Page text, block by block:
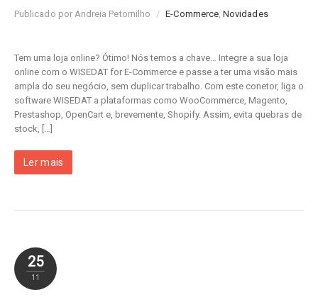
Publicado por Andreia Petornilho / E-Commerce,Novidades
Tem uma loja online? Ótimo! Nós temos a chave… Integre a sua loja
online com o WISEDAT for E-Commerce e passe a ter uma visão mais
ampla do seu negócio, sem duplicar trabalho. Com este conetor, liga o
software WISEDAT a plataformas como WooCommerce, Magento,
Prestashop, OpenCart e, brevemente, Shopify. Assim, evita quebras de
stock, […]
Ler mais
25
11